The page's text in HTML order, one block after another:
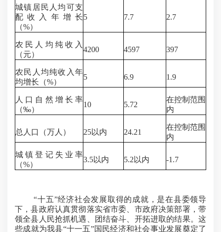
城镇居民人均可支
配收入年增长
（%）
5 7.7 2.7
农民人均纯收入
（元）
4200 4597 397
农民人均纯收入年
均增长（%）
5 6.9 1.9
人口自然增长率
（‰）
10 5.72
在控制范围
内
总人口（万人） 25以内 24.21
在控制范围
内
城镇登记失业率
（%）
3.5以内 5.2以内 -1.7
“十五”经济社会发展取得的成就，是在县委领导
下，县政府认真贯彻落实省市委、市政府决策部署，带
领全县人民抢抓机遇、团结奋斗、开拓进取的结果。这
些成就为我县“十一五”国民经济和社会事业发展奠定了